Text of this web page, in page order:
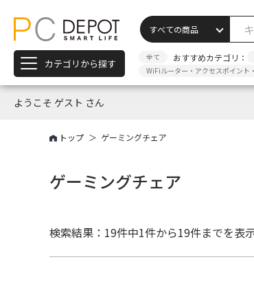
カテゴリから探す 全て おすすめカテゴリ：
WiFiルーター・アクセスポイント
ようこそ ゲスト さん
トップ ゲーミングチェア
ゲーミングチェア
検索結果：19件中1件から19件までを表